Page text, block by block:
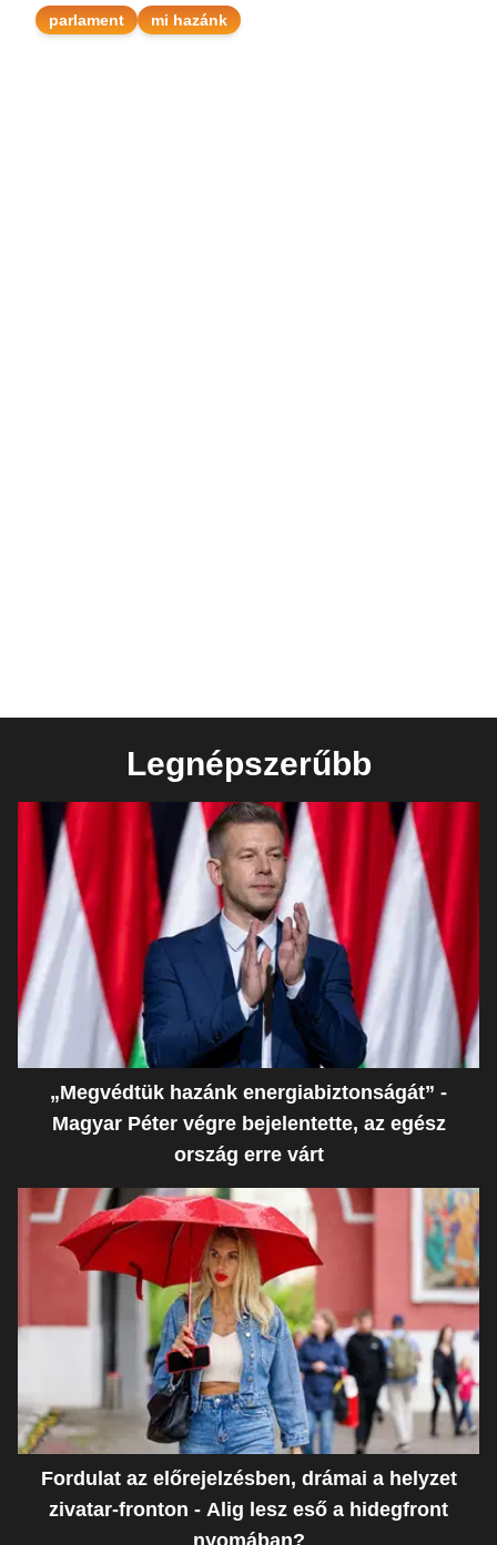
parlament mi hazánk
Legnépszerűbb
„Megvédtük hazánk energiabiztonságát” -
Magyar Péter végre bejelentette, az egész
ország erre várt
Fordulat az előrejelzésben, drámai a helyzet
zivatar-fronton - Alig lesz eső a hidegfront